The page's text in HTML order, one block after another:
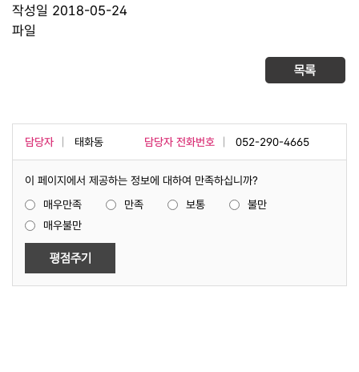
작성일 2018-05-24
파일
담당자 태화동 담당자 전화번호 052-290-4665
이 페이지에서 제공하는 정보에 대하여 만족하십니까?
매우만족
만족 보통
불만
매우불만